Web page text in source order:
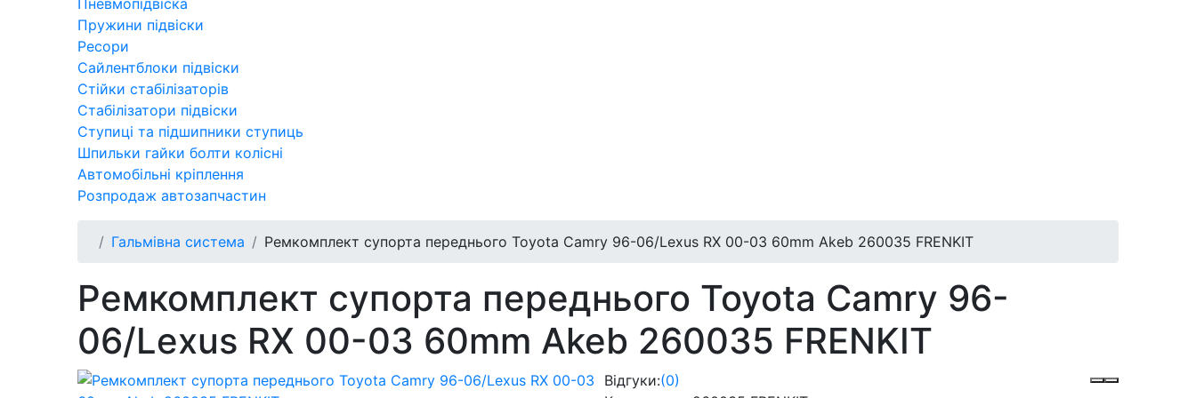
Пружини підвіски
Ресори
Сайлентблоки підвіски
Стійки стабілізаторів
Стабілізатори підвіски
Ступиці та підшипники ступиць
Шпильки гайки болти колісні
Автомобільні кріплення
Розпродаж автозапчастин
Гальмівна система Ремкомплект супорта переднього Toyota Camry 96-06/Lexus RX 00-03 60mm Akeb 260035 FRENKIT
Ремкомплект супорта переднього Toyota Camry 96-
06/Lexus RX 00-03 60mm Akeb 260035 FRENKIT
Відгуки:(0)